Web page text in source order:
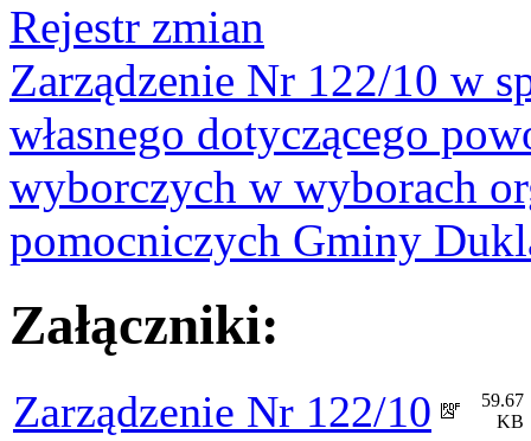
Rejestr zmian
Zarządzenie Nr 122/10 w
własnego dotyczącego
wyborczych w wyborach
pomocniczych Gminy
Załączniki:
Zarządzenie Nr 122/10
59.67
KB